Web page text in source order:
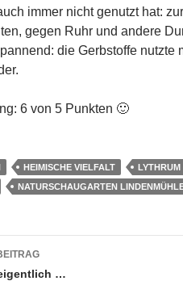
immer nicht genutzt hat:
gegen Ruhr und andere
die Gerbstoffe nutzte
6 von 5 Punkten 🙂
HEIMISCHE VIELFALT
NATURSCHAUGARTEN
…